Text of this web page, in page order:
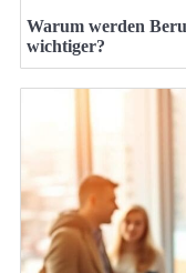
Warum werden
wichtiger?